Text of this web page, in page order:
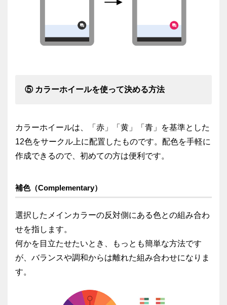
⑤ カラーホイールを使って決める方法
カラーホイールは、「赤」「黄」「青」を基準とした
12色をサークル上に配置したものです。配色を手軽に
作成できるので、初めての方は便利です。
補色（Complementary）
選択したメインカラーの反対側にある色との組み合わ
せを指します。
何かを目立たせたいとき、もっとも簡単な方法です
が、バランスや調和からは離れた組み合わせになりま
す。